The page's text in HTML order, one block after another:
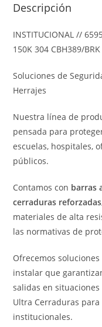
Descripción
INSTITUCIONAL //
150K 304 CBH389/
Soluciones de
Herrajes
Nuestra línea de
pensada para
escuelas, hospitales,
públicos.
Contamos con barras
cerraduras reforzadas
materiales de alta
las normativas de
Ofrecemos
instalar que
salidas en
Ultra Cerraduras
institucionales.